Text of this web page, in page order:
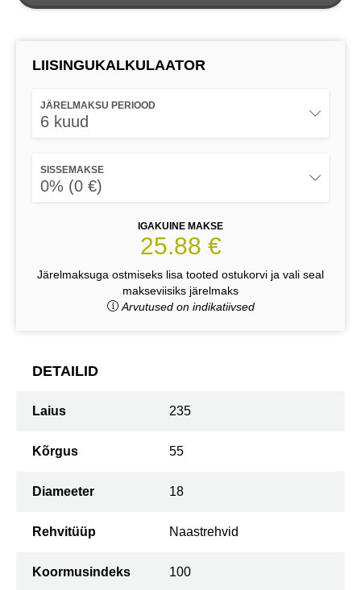
LIISINGUKALKULAATOR
JÄRELMAKSU PERIOOD
6 kuud
SISSEMAKSE
0% (0 €)
IGAKUINE MAKSE
25.88 €
Järelmaksuga ostmiseks lisa tooted ostukorvi ja vali seal
makseviisiks järelmaks
Arvutused on indikatiivsed
DETAILID
Laius 235
Kõrgus 55
Diameeter 18
Rehvitüüp Naastrehvid
Koormusindeks 100